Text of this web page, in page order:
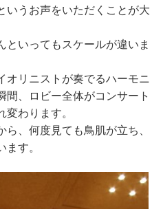
いうお声をいただくことが大
といってもスケールが違いま
オリニストが奏でるハーモニ
間、ロビー全体がコンサート
変わります。
、何度見ても鳥肌が立ち、
ます。